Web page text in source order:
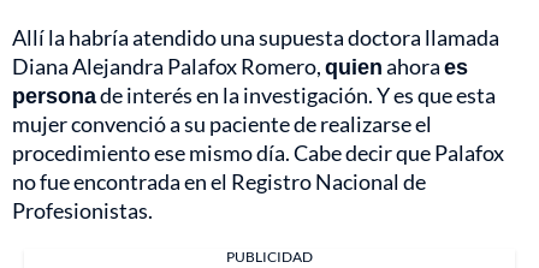
Allí la habría atendido una supuesta doctora llamada
Diana Alejandra Palafox Romero,quienahoraes
personade interés en la investigación. Y es que esta
mujer convenció a su paciente de realizarse el
procedimiento ese mismo día. Cabe decir que Palafox
no fue encontrada en el Registro Nacional de
Profesionistas.
PUBLICIDAD